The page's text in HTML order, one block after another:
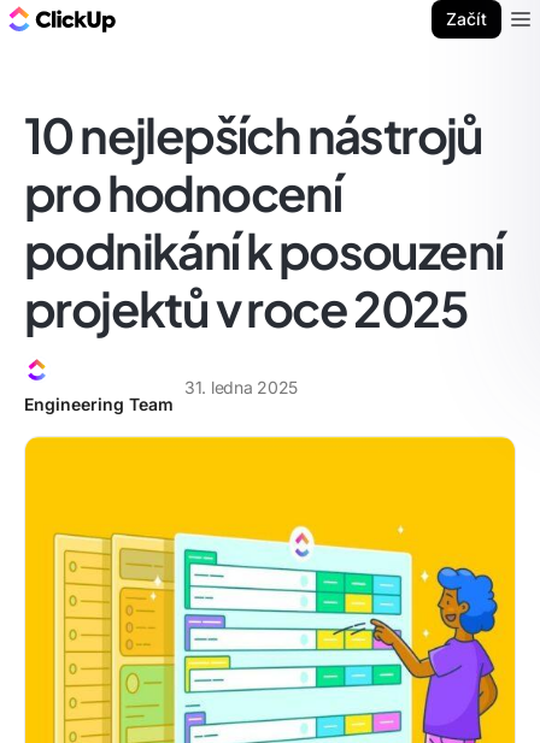
Začít
10 nejlepších nástrojů
pro hodnocení
podnikání k posouzení
projektů v roce 2025
Engineering Team
31. ledna 2025